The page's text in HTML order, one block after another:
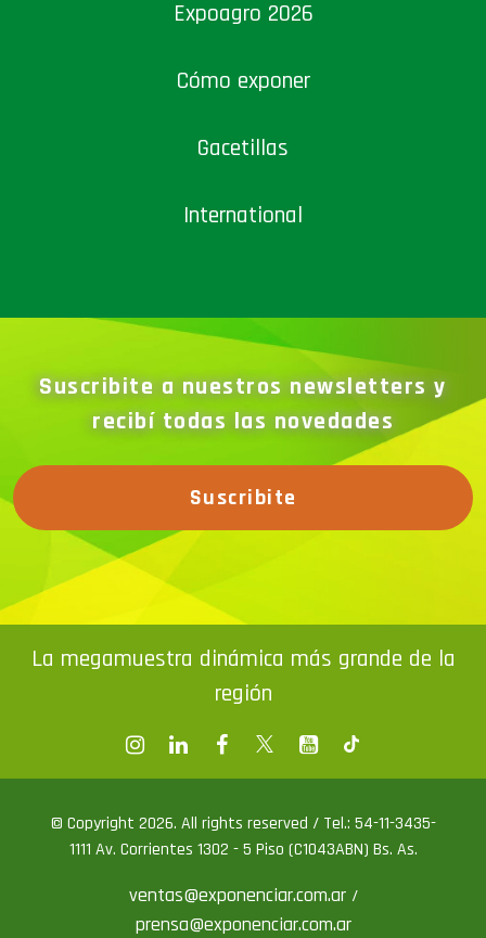
Expoagro 2026
Cómo exponer
Gacetillas
International
Suscribite a nuestros newsletters y
recibí todas las novedades
Suscribite
La megamuestra dinámica más grande de la
región
© Copyright 2026. All rights reserved / Tel.: 54-11-3435-
1111 Av. Corrientes 1302 - 5 Piso (C1043ABN) Bs. As.
ventas@exponenciar.com.ar /
prensa@exponenciar.com.ar